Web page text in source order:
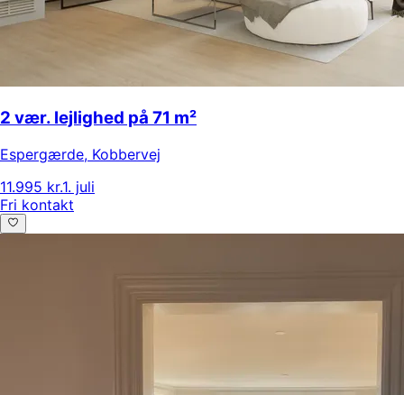
2 vær. lejlighed på 71 m²
Espergærde, Kobbervej
11.995 kr.1. juli
Fri kontakt